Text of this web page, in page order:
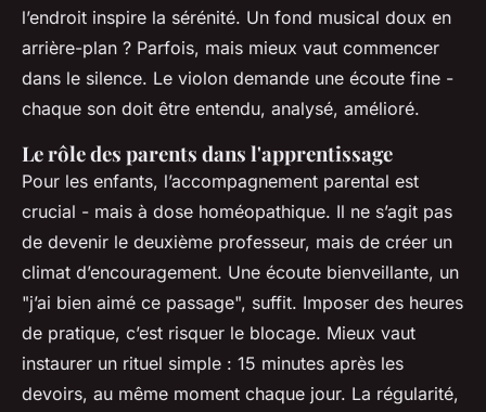
l’endroit inspire la sérénité. Un fond musical doux en
arrière-plan ? Parfois, mais mieux vaut commencer
dans le silence. Le violon demande une écoute fine -
chaque son doit être entendu, analysé, amélioré.
Le rôle des parents dans l'apprentissage
Pour les enfants, l’accompagnement parental est
crucial - mais à dose homéopathique. Il ne s’agit pas
de devenir le deuxième professeur, mais de créer un
climat d’encouragement. Une écoute bienveillante, un
"j’ai bien aimé ce passage", suffit. Imposer des heures
de pratique, c’est risquer le blocage. Mieux vaut
instaurer un rituel simple : 15 minutes après les
devoirs, au même moment chaque jour. La régularité,